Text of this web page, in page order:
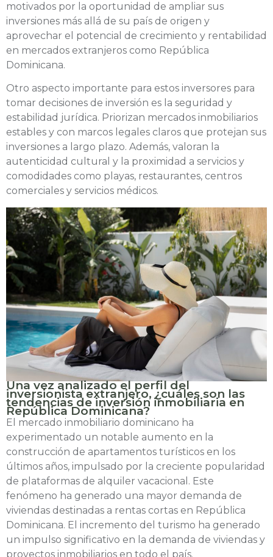
motivados por la oportunidad de ampliar sus
inversiones más allá de su país de origen y
aprovechar el potencial de crecimiento y rentabilidad
en mercados extranjeros como República
Dominicana.
Otro aspecto importante para estos inversores para
tomar decisiones de inversión es la seguridad y
estabilidad jurídica. Priorizan mercados inmobiliarios
estables y con marcos legales claros que protejan sus
inversiones a largo plazo. Además, valoran la
autenticidad cultural y la proximidad a servicios y
comodidades como playas, restaurantes, centros
comerciales y servicios médicos.
Una vez analizado el perfil del
inversionista extranjero, ¿cuáles son las
tendencias de inversión inmobiliaria en
República Dominicana?
El mercado inmobiliario dominicano ha
experimentado un notable aumento en la
construcción de apartamentos turísticos en los
últimos años, impulsado por la creciente popularidad
de plataformas de alquiler vacacional. Este
fenómeno ha generado una mayor demanda de
viviendas destinadas a rentas cortas en República
Dominicana. El incremento del turismo ha generado
un impulso significativo en la demanda de viviendas y
proyectos inmobiliarios en todo el país.